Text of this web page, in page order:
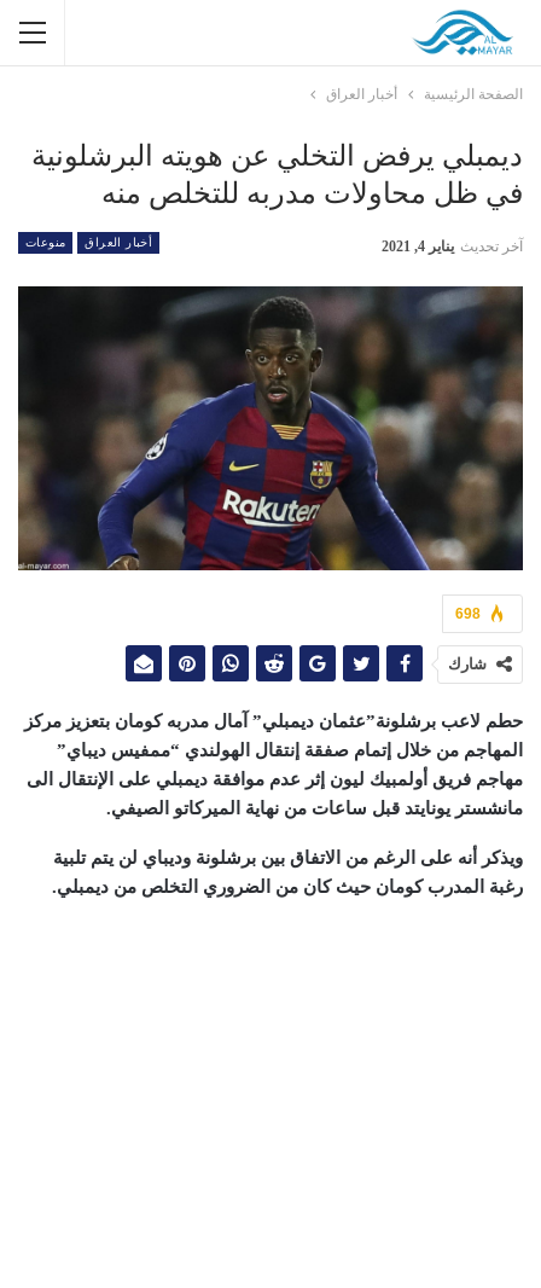
الصفحة الرئيسية أخبار العراق
ديمبلي يرفض التخلي عن هويته البرشلونية
في ظل محاولات مدربه للتخلص منه
أخبار العراق منوعات آخر تحديث يناير 4, 2021
698
شارك
حطم لاعب برشلونة”عثمان ديمبلي” آمال مدربه كومان بتعزيز مركز
المهاجم من خلال إتمام صفقة إنتقال الهولندي “ممفيس ديباي”
مهاجم فريق أولمبيك ليون إثر عدم موافقة ديمبلي على الإنتقال الى
مانشستر يونايتد قبل ساعات من نهاية الميركاتو الصيفي.
ويذكر أنه على الرغم من الاتفاق بين برشلونة وديباي لن يتم تلبية
رغبة المدرب كومان حيث كان من الضروري التخلص من ديمبلي.